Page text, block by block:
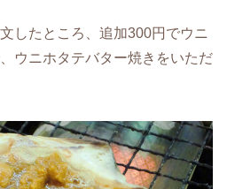
したところ、追加300円でウニ
ウニホタテバター焼きをいただ